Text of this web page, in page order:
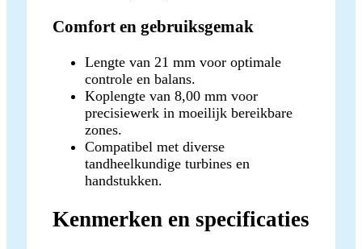
Comfort en gebruiksgemak
Lengte van 21 mm voor optimale
controle en balans.
Koplengte van 8,00 mm voor
precisiewerk in moeilijk bereikbare
zones.
Compatibel met diverse
tandheelkundige turbines en
handstukken.
Kenmerken en specificaties